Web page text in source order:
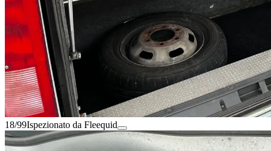
18/99Ispezionato da Fleequid